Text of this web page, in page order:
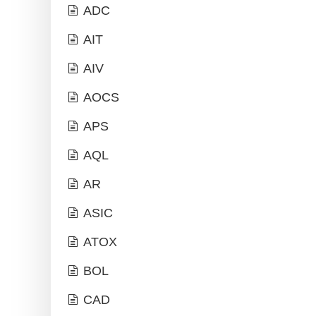
ADC
AIT
AIV
AOCS
APS
AQL
AR
ASIC
ATOX
BOL
CAD